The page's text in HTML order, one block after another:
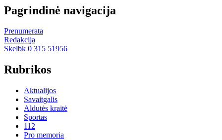
Pagrindinė navigacija
Prenumerata
Redakcija
Skelbk 0 315 51956
Rubrikos
Aktualijos
Savaitgalis
Aldutės kraitė
Sportas
112
Pro memoria